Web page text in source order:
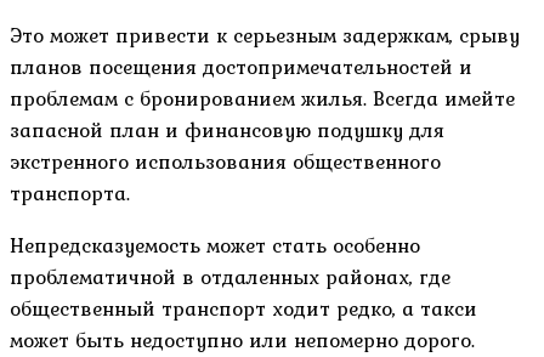
Это может привести к серьезным задержкам, срыву
планов посещения достопримечательностей и
проблемам с бронированием жилья. Всегда имейте
запасной план и финансовую подушку для
экстренного использования общественного
транспорта.
Непредсказуемость может стать особенно
проблематичной в отдаленных районах, где
общественный транспорт ходит редко, а такси
может быть недоступно или непомерно дорого.